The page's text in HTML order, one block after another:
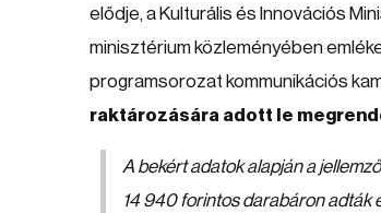
elődje, a Kulturális és Innovációs
minisztérium közleményében
programsorozat kommunikációs
raktározására adott le
A bekért adatok alapján a
14 940 forintos darabáron adták